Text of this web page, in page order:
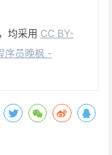
均采用 CC BY-
序员晚枫 -